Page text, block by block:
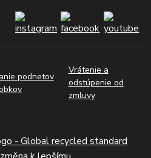
podnetov
Vrátenie a
odstúpenie od
zmluvy